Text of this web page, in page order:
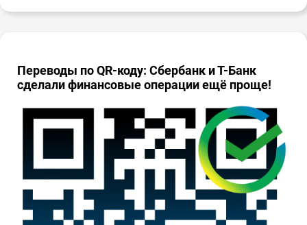
Переводы по QR-коду: Сбербанк и Т-Банк
сделали финансовые операции ещё проще!